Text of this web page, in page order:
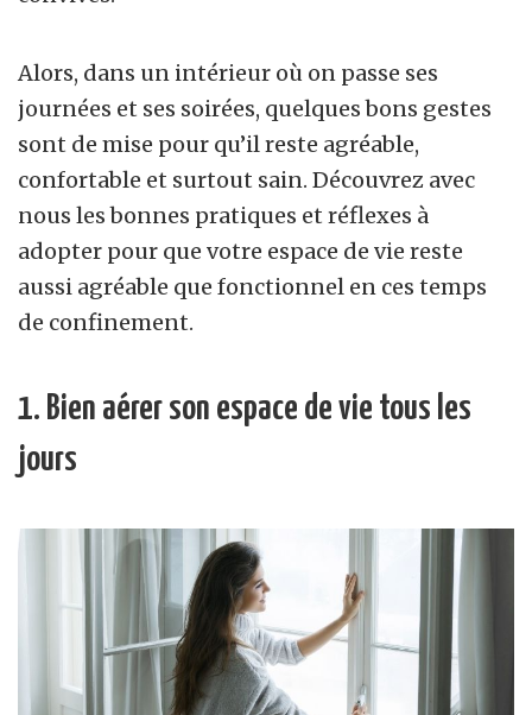
Alors, dans un intérieur où on passe ses
journées et ses soirées, quelques bons gestes
sont de mise pour qu’il reste agréable,
confortable et surtout sain. Découvrez avec
nous les bonnes pratiques et réflexes à
adopter pour que votre espace de vie reste
aussi agréable que fonctionnel en ces temps
de confinement.
1. Bien aérer son espace de vie tous les
jours